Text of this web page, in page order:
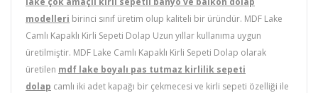
modelleri birinci sınıf üretim olup kaliteli bir üründür. MDF Lake
Camlı Kapaklı Kirli Sepeti Dolap Uzun yıllar kullanıma uygun
üretilmiştir. MDF Lake Camlı Kapaklı Kirli Sepeti Dolap olarak
üretilen mdf lake boyalı pas tutmaz kirlilik sepeti
dolap camlı iki adet kapağı bir çekmecesi ve kirli sepeti özelliği ile